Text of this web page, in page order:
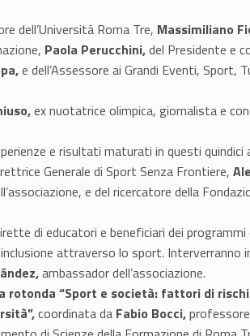
dell’Università Roma Tre, Massimiliano
Paola Perucchini,del Presidente e
e dell’Assessore ai Grandi Eventi, Sport,
ex nuotatrice olimpica, giornalista e
e risultati maturati in questi quindici
Generale di Sport Senza Frontiere,
e del ricercatore della
di educatori e beneficiari dei programmi
attraverso lo sport. Interverranno
ambassador dell’associazione.
rotonda “Sport e società: fattori di
coordinata da Fabio Bocci,professore